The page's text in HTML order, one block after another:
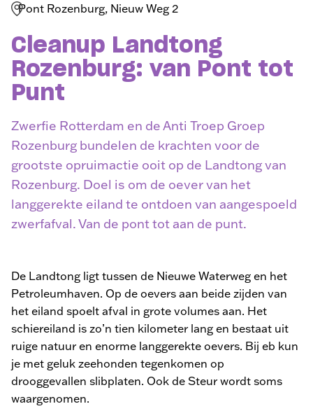
Pont Rozenburg, Nieuw Weg 2
Cleanup Landtong
Rozenburg: van Pont tot
Punt
Zwerfie Rotterdam en de Anti Troep Groep
Rozenburg bundelen de krachten voor de
grootste opruimactie ooit op de Landtong van
Rozenburg. Doel is om de oever van het
langgerekte eiland te ontdoen van aangespoeld
zwerfafval. Van de pont tot aan de punt.
De Landtong ligt tussen de Nieuwe Waterweg en het
Petroleumhaven. Op de oevers aan beide zijden van
het eiland spoelt afval in grote volumes aan. Het
schiereiland is zo’n tien kilometer lang en bestaat uit
ruige natuur en enorme langgerekte oevers. Bij eb kun
je met geluk zeehonden tegenkomen op
drooggevallen slibplaten. Ook de Steur wordt soms
waargenomen.